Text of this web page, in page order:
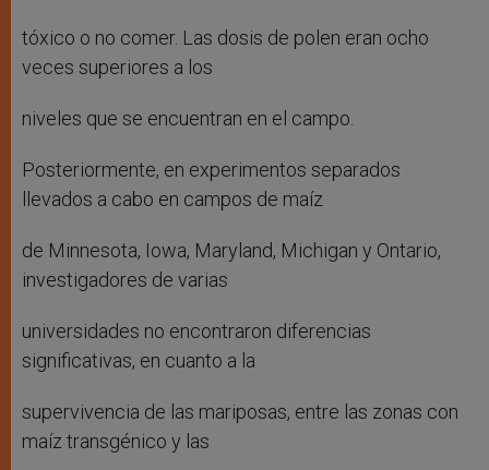
tóxico o no comer. Las dosis de polen eran ocho
veces superiores a los
niveles que se encuentran en el campo.
Posteriormente, en experimentos separados
llevados a cabo en campos de maíz
de Minnesota, Iowa, Maryland, Michigan y Ontario,
investigadores de varias
universidades no encontraron diferencias
significativas, en cuanto a la
supervivencia de las mariposas, entre las zonas con
maíz transgénico y las